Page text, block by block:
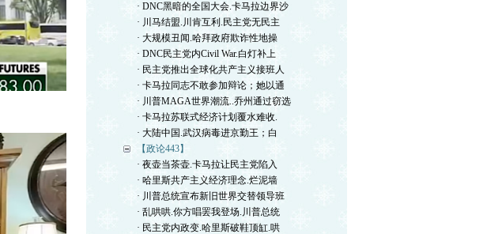
· DNC黑暗的全国大会.卡马拉边界沙
· 川马结盟.川肯互利.民主党无民主
· 大规模丑闻.哈拜政府欺诈性地操
· DNC民主党内Civil War.白灯补上
· 民主党推出全球化共产主义接班人
· 卡马拉同志不敢参加辩论；她以通
· 川普MAGA世界潮流..乔州通过窃选
· 卡马拉苏联式经济计划覆水难收.
· 大陆中国.武汉病毒进京勤王；白
【政论443】
· 夜壶当茶壶.卡马拉让民主党陷入
· 哈里斯共产主义经济理念.烂泥墙
· 川普总统宣布新旧世界交替领导班
· 乱哄哄.你方唱罢我登场.川普总统
· 民主党内政变.哈里斯破鞋顶缸.哄